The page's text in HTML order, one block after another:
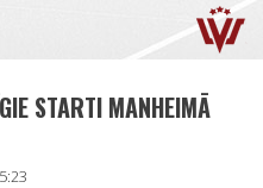
STARTI MANHEIMĀ